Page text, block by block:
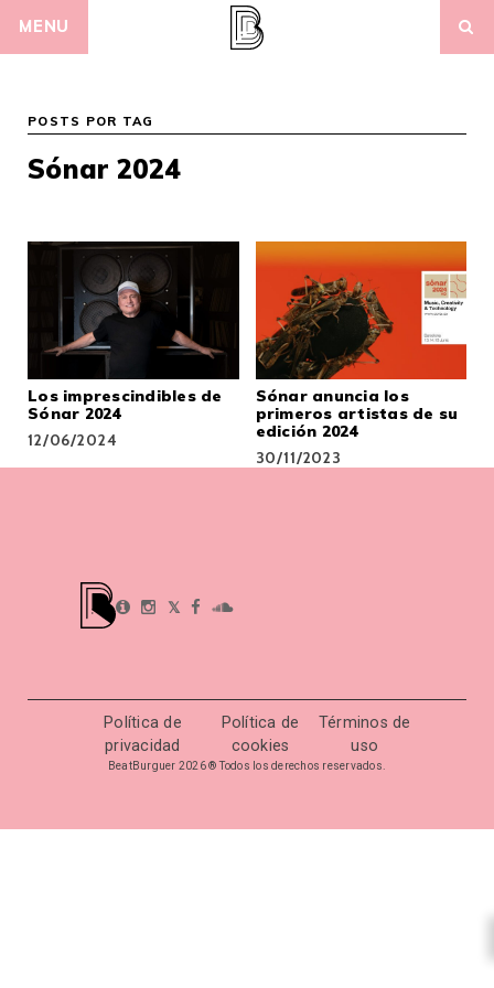
MENU
POSTS POR TAG
Sónar 2024
Los imprescindibles de
Sónar 2024
12/06/2024
Sónar anuncia los
primeros artistas de su
edición 2024
30/11/2023
𝕏
Política de
privacidad
Política de
cookies
Términos de
uso
BeatBurguer 2026 ® Todos los derechos reservados.